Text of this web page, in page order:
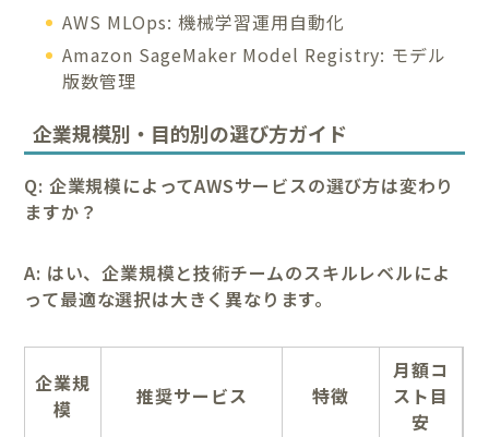
AWS MLOps: 機械学習運用自動化
Amazon SageMaker Model Registry: モデル
版数管理
企業規模別・目的別の選び方ガイド
Q: 企業規模によってAWSサービスの選び方は変わり
ますか？
A: はい、企業規模と技術チームのスキルレベルによ
って最適な選択は大きく異なります。
企業規
模
推奨サービス 特徴
月額コ
スト目
安